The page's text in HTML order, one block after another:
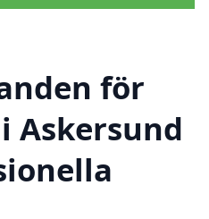
för
Askersund